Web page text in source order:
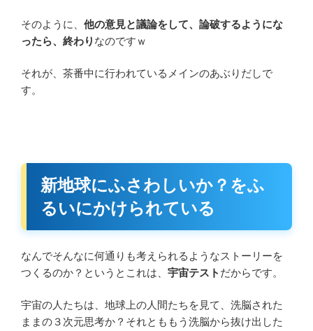
そのように、 他の意見と議論をして、論破するようにな
ったら、終わり なのですｗ
それが、茶番中に行われているメインのあぶりだしで
す。
新地球にふさわしいか？をふ
るいにかけられている
なんでそんなに何通りも考えられるようなストーリーを
つくるのか？というとこれは、 宇宙テスト だからです。
宇宙の人たちは、地球上の人間たちを見て、洗脳された
ままの３次元思考か？それとももう洗脳から抜け出した